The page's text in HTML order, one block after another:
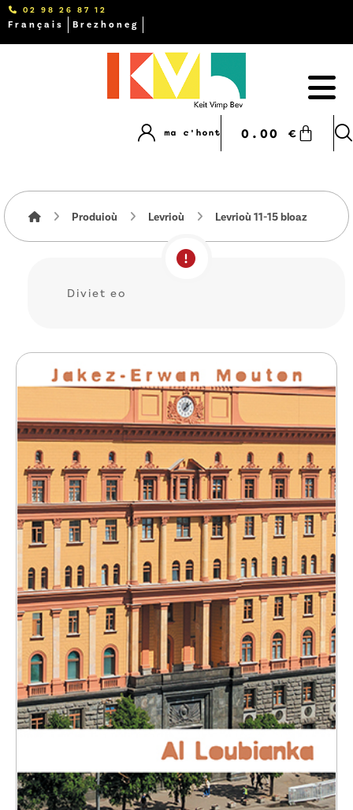
Français Brezhoneg
02 98 26 87 12
0.00 €
ma c'hont
Produioù Levrioù Levrioù 11-15 bloaz
Diviet eo